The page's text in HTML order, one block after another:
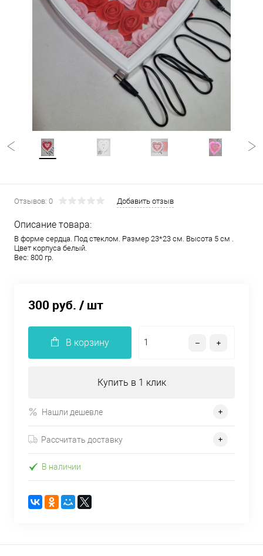
Отзывов: 0 Добавить отзыв
Описание товара:
В форме сердца. Под стеклом. Размер 23*23 см. Высота 5 см .
Цвет корпуса белый.
Вес: 800 гр.
300 руб. / шт
В корзину
Купить в 1 клик
Нашли дешевле
Рассчитать доставку
В наличии